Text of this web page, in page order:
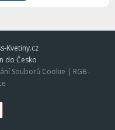
Kvetiny.cz
do Česko
Souborů Cookie | RGB-